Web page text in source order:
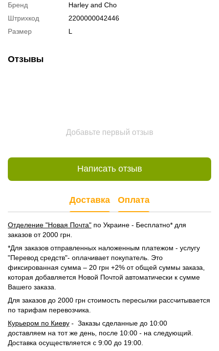
Бренд
Harley and Cho
Штрихкод
2200000042446
Размер
L
Отзывы
Добавьте первый отзыв
Написать отзыв
Доставка Оплата
Отделение "Новая Почта" по Украине - Бесплатно* для
заказов от 2000 грн.
*Для заказов отправленных наложенным платежом - услугу
"Перевод средств"- оплачивает покупатель. Это
фиксированная сумма – 20 грн +2% от общей суммы заказа,
которая добавляется Новой Почтой автоматически к сумме
Вашего заказа.
Для заказов до 2000 грн стоимость пересылки рассчитывается
по тарифам перевозчика.
Курьером по Киеву - Заказы сделанные до 10:00
доставляем на тот же день, после 10:00 - на следующий.
Доставка осуществляется с 9:00 до 19:00.